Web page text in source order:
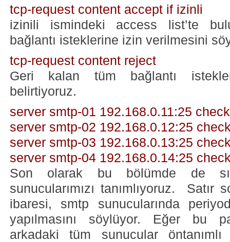
tcp-request content accept if izinli
izinili ismindeki access list’te
bağlantı isteklerine izin verilmesini
tcp-request content reject
Geri kalan tüm bağlantı
belirtiyoruz.
server smtp-01 192.168.0.11:25 check
server smtp-02 192.168.0.12:25
server smtp-03 192.168.0.13:25
server smtp-04 192.168.0.14:25
Son olarak bu bölümde de
sunucularımızı tanımlıyoruz. Satır
ibaresi, smtp sunucularında
yapılmasını söylüyor. Eğer bu
arkadaki tüm sunucular